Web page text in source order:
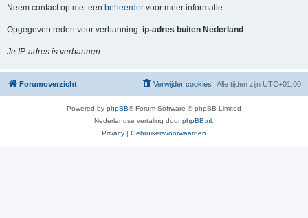
Neem contact op met een beheerder voor meer informatie.
Opgegeven reden voor verbanning: ip-adres buiten Nederland
Je IP-adres is verbannen.
Forumoverzicht Alle tijden zijn UTC+01:00
Verwijder cookies
Powered by phpBB® Forum Software © phpBB Limited
Nederlandse vertaling doorphpBB.nl
Privacy | Gebruikersvoorwaarden